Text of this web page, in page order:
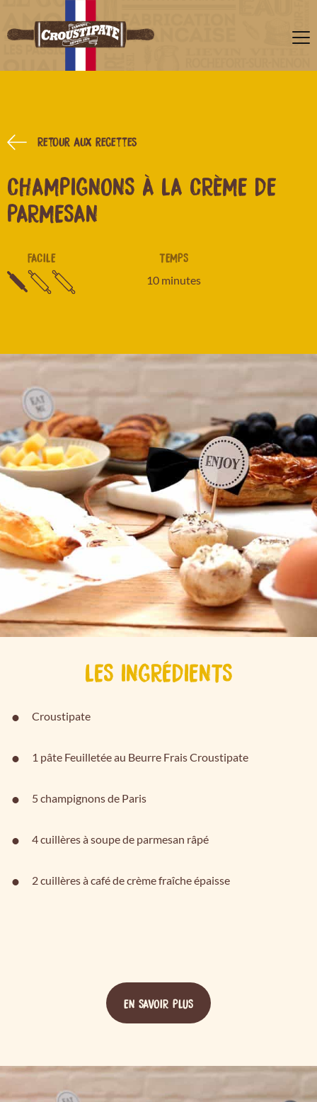
Retour aux recettes
CHAMPIGNONS À LA CRÈME DE
PARMESAN
FACILE TEMPS
10 minutes
LES INGRÉDIENTS
EN SAVOIR PLUS
Croustipate
1 pâte Feuilletée au Beurre Frais Croustipate
5 champignons de Paris
4 cuillères à soupe de parmesan râpé
2 cuillères à café de crème fraîche épaisse